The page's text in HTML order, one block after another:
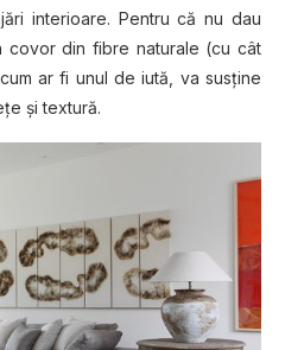
interioare. Pentru că nu dau
covor din fibre naturale (cu cât
ar fi unul de iută, va susține
și textură.